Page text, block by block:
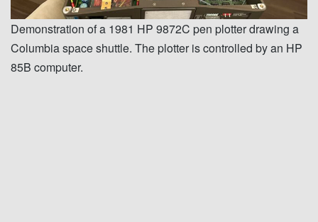
Demonstration of a 1981 HP 9872C pen plotter drawing a
Columbia space shuttle. The plotter is controlled by an HP
85B computer.